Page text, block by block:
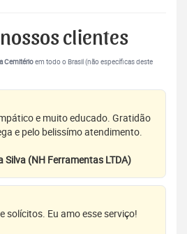
clientes
Cemitérioem todo o Brasil (não específicas deste
e muito educado. Gratidão
e pelo belissímo atendimento.
Silva (NH Ferramentas LTDA)
solícitos. Eu amo esse serviço!